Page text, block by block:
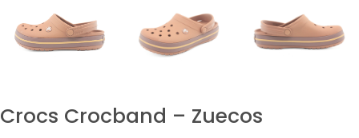
Crocs Crocband – Zuecos